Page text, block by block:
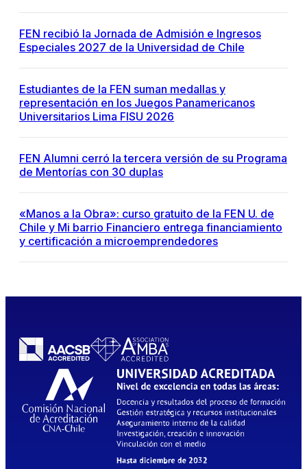
FEN recibió la Jornada de Admisión e Ingresos
Especiales 2027 de la Universidad de Chile
Estudiantes de la FEN suman medallas y
representación en los Juegos Panamericanos
Universitarios Lima FISU 2026
FEN Alumni cerró la tercera versión de su Programa
de Mentorías con 30 duplas
«Manos a la Obra»: curso gratuito de la FEN U. de
Chile y Mi barrio Financiero entrega financiamiento
y certificación a microemprendedores